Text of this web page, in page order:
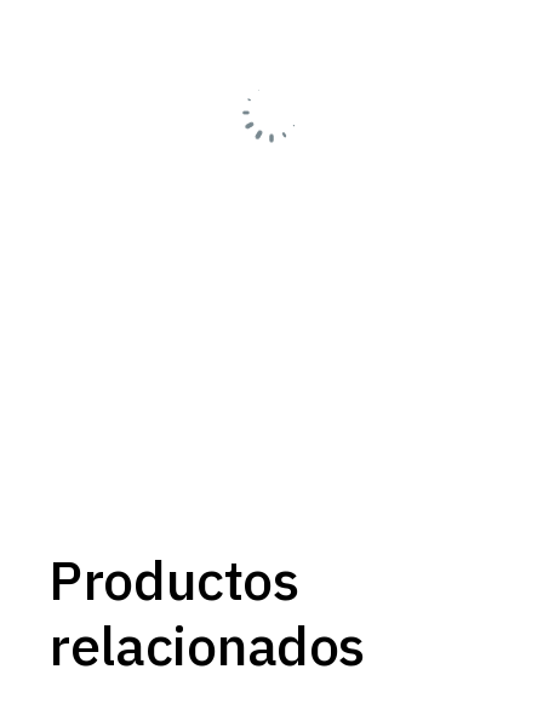
Productos
relacionados